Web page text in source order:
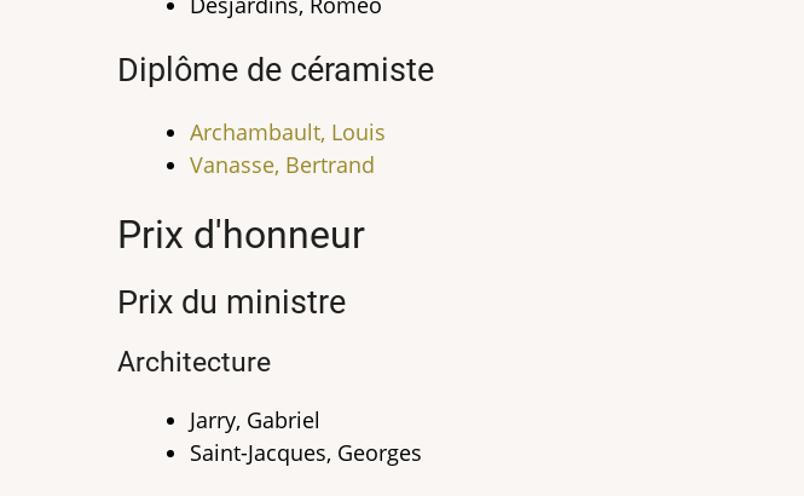
Diplôme de céramiste
Archambault, Louis
Vanasse, Bertrand
Prix d'honneur
Prix du ministre
Architecture
Jarry, Gabriel
Saint-Jacques, Georges